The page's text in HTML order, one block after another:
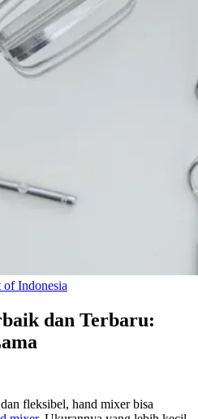
of Indonesia
dan Terbaru:
fleksibel, hand mixer bisa